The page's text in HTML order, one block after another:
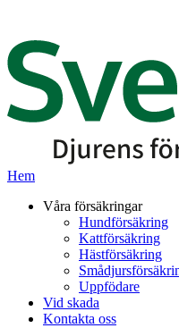
Hem
Våra försäkringar
Hundförsäkring
Kattförsäkring
Hästförsäkring
Uppfödare
Vid skada
Kontakta oss